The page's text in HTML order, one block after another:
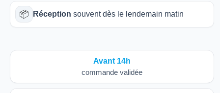
📦 Réception souvent dès le lendemain matin
Avant 14h
commande validée